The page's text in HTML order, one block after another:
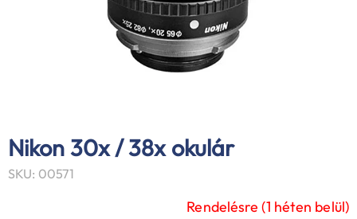
Nikon 30x / 38x okulár
SKU: 00571
Rendelésre (1 héten belül)